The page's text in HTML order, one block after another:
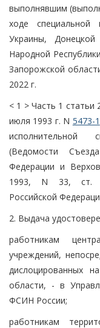
выполнявшим
ходе специальной
Украины,
Народной
Запорожской
2022 г.
< 1 > Часть 1 статьи
июля 1993 г. N 5473-1
исполнительной
(Ведомости
Федерации и
1993, N 33, ст.
Российской
2. Выдача
работникам
учреждений,
дислоцированных
области, - в
ФСИН России;
работникам